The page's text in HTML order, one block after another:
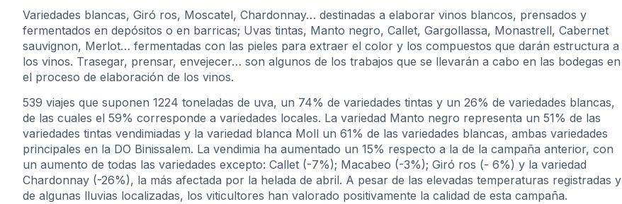
Variedades blancas, Giró ros, Moscatel, Chardonnay… destinadas a elaborar vinos blancos, prensados y
fermentados en depósitos o en barricas; Uvas tintas, Manto negro, Callet, Gargollassa, Monastrell, Cabernet
sauvignon, Merlot… fermentadas con las pieles para extraer el color y los compuestos que darán estructura a
los vinos. Trasegar, prensar, envejecer… son algunos de los trabajos que se llevarán a cabo en las bodegas en
el proceso de elaboración de los vinos.
539 viajes que suponen 1224 toneladas de uva, un 74% de variedades tintas y un 26% de variedades blancas,
de las cuales el 59% corresponde a variedades locales. La variedad Manto negro representa un 51% de las
variedades tintas vendimiadas y la variedad blanca Moll un 61% de las variedades blancas, ambas variedades
principales en la DO Binissalem. La vendimia ha aumentado un 15% respecto a la de la campaña anterior, con
un aumento de todas las variedades excepto: Callet (-7%); Macabeo (-3%); Giró ros (- 6%) y la variedad
Chardonnay (-26%), la más afectada por la helada de abril. A pesar de las elevadas temperaturas registradas y
de algunas lluvias localizadas, los viticultores han valorado positivamente la calidad de esta campaña.